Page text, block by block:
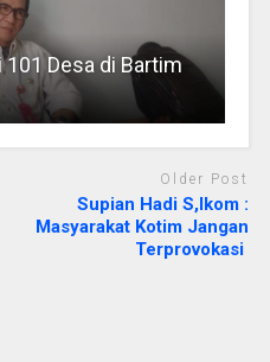
Desa di Bartim
Older Post
Supian Hadi S,Ikom :
Masyarakat Kotim Jangan
Terprovokasi